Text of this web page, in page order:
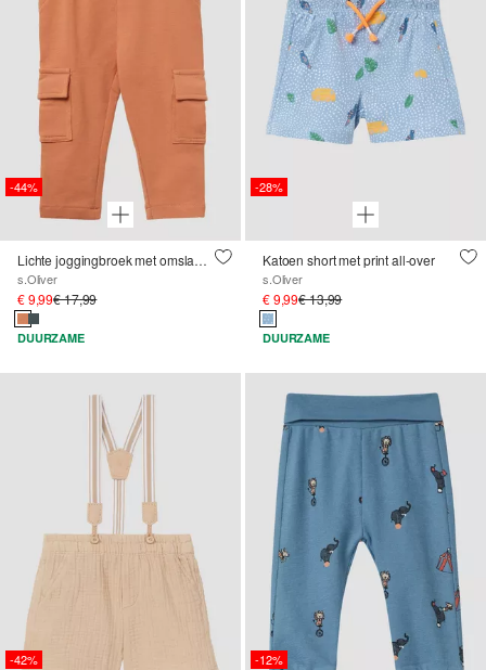
-44%
Lichte joggingbroek met omslag en cargozakken
s.Oliver
€ 9,99€ 17,99
DUURZAME
-28%
Katoen short met print all-over
s.Oliver
€ 9,99€ 13,99
DUURZAME
-42% -12%